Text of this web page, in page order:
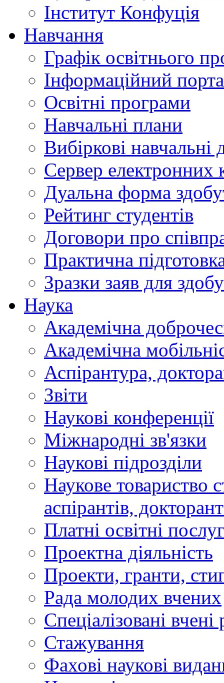
Інститут Конфуція
Навчання
Графік освітнього
Інформаційний
Освітні програми
Навчальні плани
Вибіркові навчальні
Сервер
Дуальна форма
Рейтинг студентів
Договори про
Практична
Зразки заяв для
Наука
Академічна
Академічна
Аспірантура,
Звіти
Наукові конференції
Міжнародні зв'язки
Наукові підрозділи
Наукове товариство
аспірантів,
Платні освітні
Проектна діяльність
Проекти, гранти,
Рада молодих вчених
Спеціалізовані вчені
Стажування
Фахові наукові